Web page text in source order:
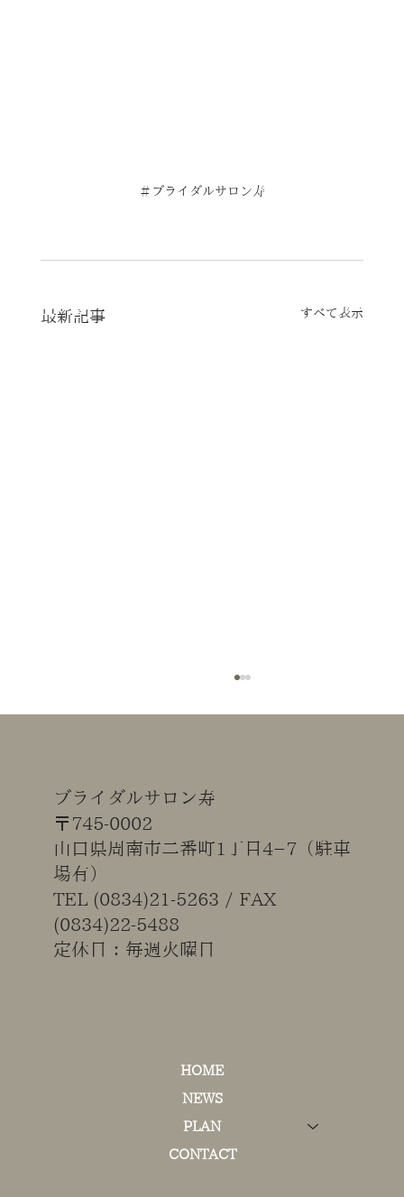
＃ブライダルサロン寿
最新記事 すべて表示
伝統を美しく、私らしく。
ブライダルサロン寿
〒745-0002
山口県周南市二番町1丁目4−7（駐車
場有）
TEL (0834)21-5263 / FAX
(0834)22-5488
​定休日：毎週火曜日
HOME
NEWS
PLAN
CONTACT